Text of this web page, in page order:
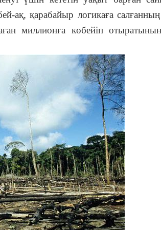
ақ, қарабайыр логикаға
миллионға көбейіп